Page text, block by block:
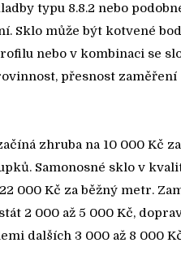
typu 8.8.2 nebo
Sklo může být kotvené
nebo v kombinaci se
přesnost zaměření
zhruba na 10 000 Kč
Samonosné sklo v
000 Kč za běžný metr.
2 000 až 5 000 Kč,
dalších 3 000 až 8 000